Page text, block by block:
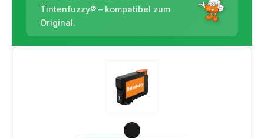
Tintenfuzzy® – kompatibel zum
Original.